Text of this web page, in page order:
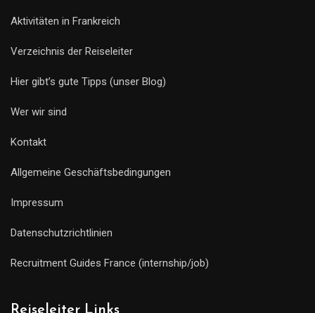
Aktivitäten in Frankreich
Verzeichnis der Reiseleiter
Hier gibt’s gute Tipps (unser Blog)
Wer wir sind
Kontakt
Allgemeine Geschäftsbedingungen
Impressum
Datenschutzrichtlinien
Recruitment Guides France (internship/job)